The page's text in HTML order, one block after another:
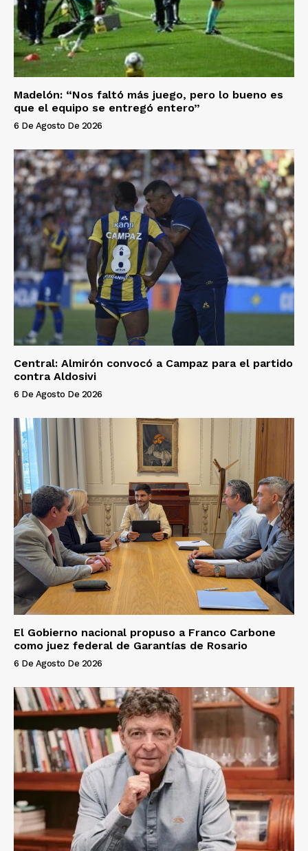
Madelón: “Nos faltó más juego, pero lo bueno es
que el equipo se entregó entero”
6 De Agosto De 2026
Central: Almirón convocó a Campaz para el partido
contra Aldosivi
6 De Agosto De 2026
El Gobierno nacional propuso a Franco Carbone
como juez federal de Garantías de Rosario
6 De Agosto De 2026